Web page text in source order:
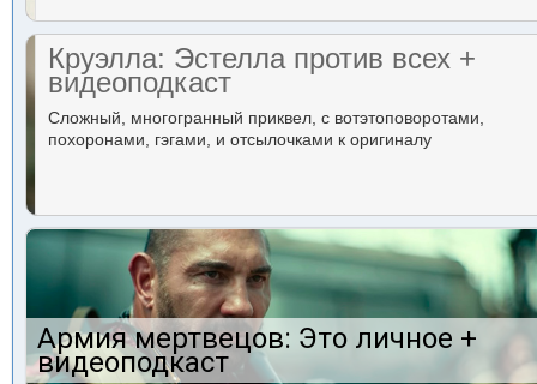
Круэлла: Эстелла против всех +
видеоподкаст
Сложный, многогранный приквел, с вотэтоповоротами,
похоронами, гэгами, и отсылочками к оригиналу
Армия мертвецов: Это личное +
видеоподкаст